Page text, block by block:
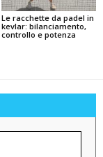
Le racchette da padel in
kevlar: bilanciamento,
controllo e potenza